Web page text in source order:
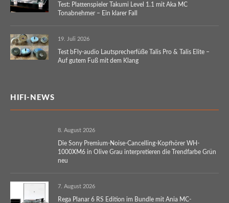
Test: Plattenspieler Takumi Level 1.1 mit Aka MC
Tonabnehmer – Ein klarer Fall
19. Juli 2026
Test bFly-audio Lautsprecherfüße Talis Pro & Talis Elite –
Auf gutem Fuß mit dem Klang
HIFI-NEWS
8. August 2026
Die Sony Premium-Noise-Cancelling-Kopfhörer WH-
1000XM6 in Olive Grau interpretieren die Trendfarbe Grün
neu
7. August 2026
Rega Planar 6 RS Edition im Bundle mit Ania MC-